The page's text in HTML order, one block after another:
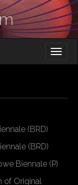
(BRD)
(BRD)
Biennale (P)
of Original